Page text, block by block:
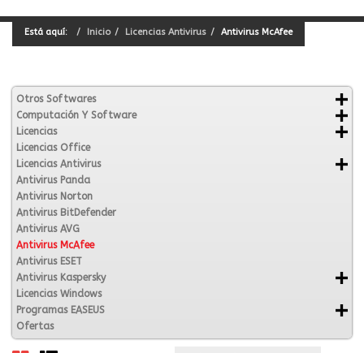
Está aquí: Inicio Licencias Antivirus Antivirus McAfee
Otros Softwares
Computación Y Software
Licencias
Licencias Office
Licencias Antivirus
Antivirus Panda
Antivirus Norton
Antivirus BitDefender
Antivirus AVG
Antivirus McAfee
Antivirus ESET
Antivirus Kaspersky
Licencias Windows
Programas EASEUS
Ofertas